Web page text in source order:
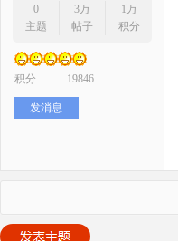
0
主题
3万
帖子
1万
积分
积分 19846
发消息